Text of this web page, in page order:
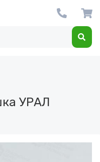
УРАЛ